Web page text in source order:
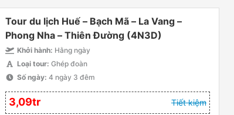
Tour du lịch Huế – Bạch Mã – La Vang –
Phong Nha – Thiên Đường (4N3D)
Khởi hành: Hằng ngày
Loại tour: Ghép đoàn
Số ngày: 4 ngày 3 đêm
3,09tr Tiết kiệm